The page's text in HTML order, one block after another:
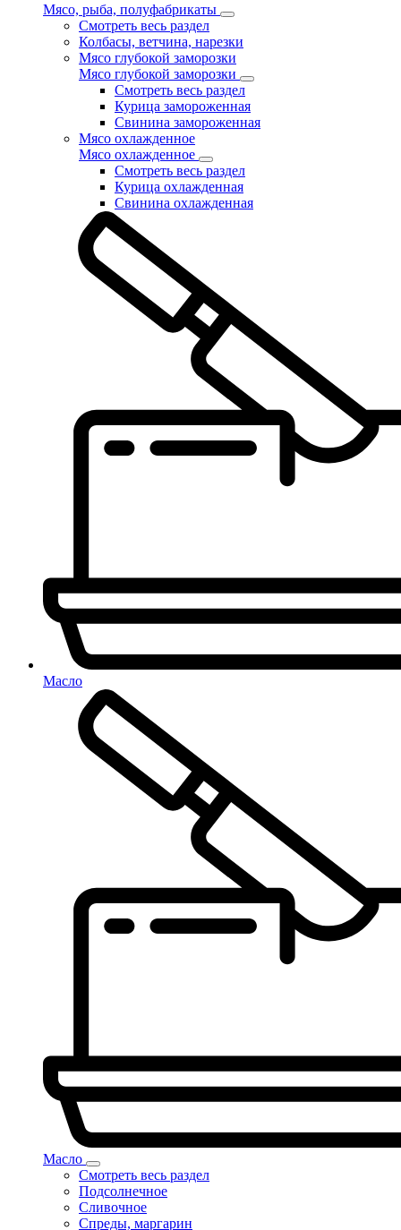
Мясо, рыба, полуфабрикаты
Смотреть весь раздел
Колбасы, ветчина, нарезки
Мясо глубокой заморозки
Мясо глубокой заморозки
Смотреть весь раздел
Курица замороженная
Свинина замороженная
Мясо охлажденное
Мясо охлажденное
Смотреть весь раздел
Курица охлажденная
Свинина охлажденная
Масло
Масло
Смотреть весь раздел
Подсолнечное
Сливочное
Спреды, маргарин